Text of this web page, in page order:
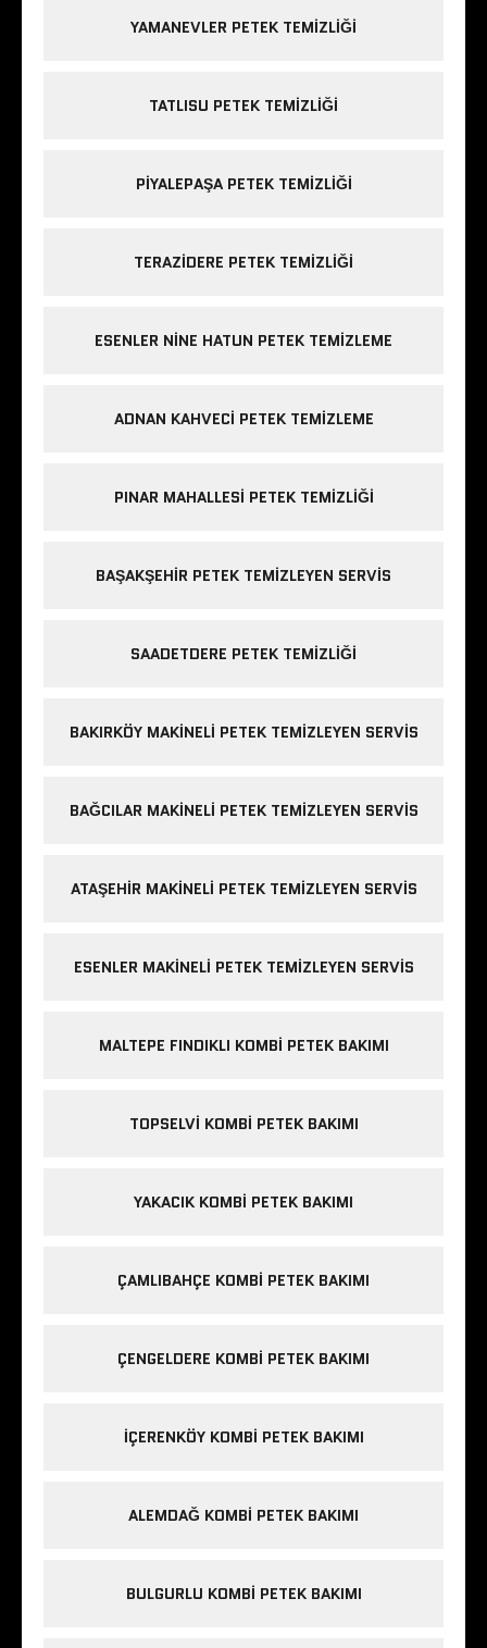
YAMANEVLER PETEK TEMIZLIĞI
TATLISU PETEK TEMIZLIĞI
PIYALEPAŞA PETEK TEMIZLIĞI
TERAZIDERE PETEK TEMIZLIĞI
ESENLER NINE HATUN PETEK TEMIZLEME
ADNAN KAHVECI PETEK TEMIZLEME
PINAR MAHALLESI PETEK TEMIZLIĞI
BAŞAKŞEHIR PETEK TEMIZLEYEN SERVIS
SAADETDERE PETEK TEMIZLIĞI
BAKIRKÖY MAKINELI PETEK TEMIZLEYEN SERVIS
BAĞCILAR MAKINELI PETEK TEMIZLEYEN SERVIS
ATAŞEHIR MAKINELI PETEK TEMIZLEYEN SERVIS
ESENLER MAKINELI PETEK TEMIZLEYEN SERVIS
MALTEPE FINDIKLI KOMBI PETEK BAKIMI
TOPSELVI KOMBI PETEK BAKIMI
YAKACIK KOMBI PETEK BAKIMI
ÇAMLIBAHÇE KOMBI PETEK BAKIMI
ÇENGELDERE KOMBI PETEK BAKIMI
IÇERENKÖY KOMBI PETEK BAKIMI
ALEMDAĞ KOMBI PETEK BAKIMI
BULGURLU KOMBI PETEK BAKIMI